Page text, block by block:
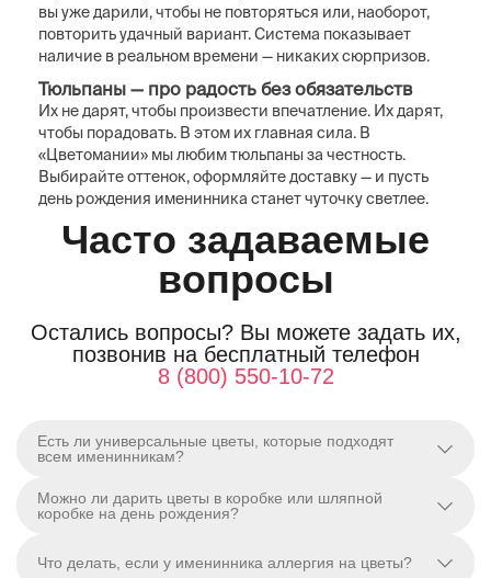
вы уже дарили, чтобы не повторяться или, наоборот,
повторить удачный вариант. Система показывает
наличие в реальном времени — никаких сюрпризов.
Тюльпаны — про радость без обязательств
Их не дарят, чтобы произвести впечатление. Их дарят,
чтобы порадовать. В этом их главная сила. В
«Цветомании» мы любим тюльпаны за честность.
Выбирайте оттенок, оформляйте доставку — и пусть
день рождения именинника станет чуточку светлее.
Часто задаваемые
вопросы
Остались вопросы? Вы можете задать их,
позвонив на бесплатный телефон
8 (800) 550-10-72
Есть ли универсальные цветы, которые подходят
всем именинникам?
Можно ли дарить цветы в коробке или шляпной
коробке на день рождения?
Что делать, если у именинника аллергия на цветы?